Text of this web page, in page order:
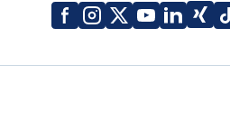
Facebook
Instagram
X